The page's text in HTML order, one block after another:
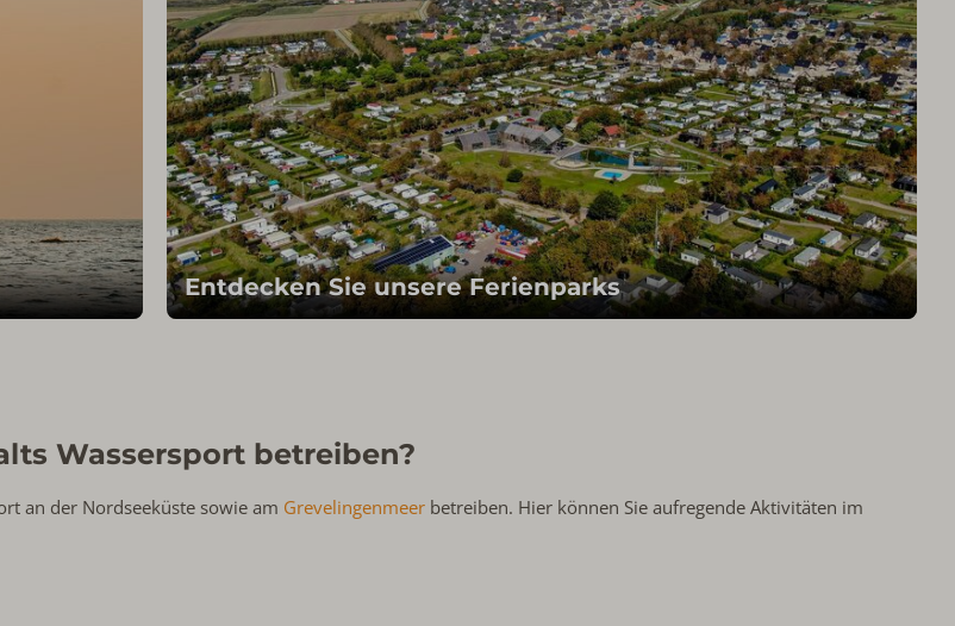
Entdecken Sie unsere Ferienparks
Wassersport betreiben?
an der Nordseeküste sowie am Grevelingenmeer betreiben. Hier können Sie aufregende Aktivitäten im